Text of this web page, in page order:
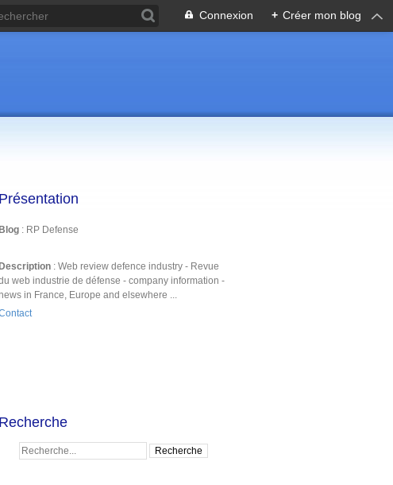
Connexion + Créer mon blog
Présentation
Blog : RP Defense
Description : Web review defence industry - Revue
web industrie de défense - company information -
in France, Europe and elsewhere ...
Recherche